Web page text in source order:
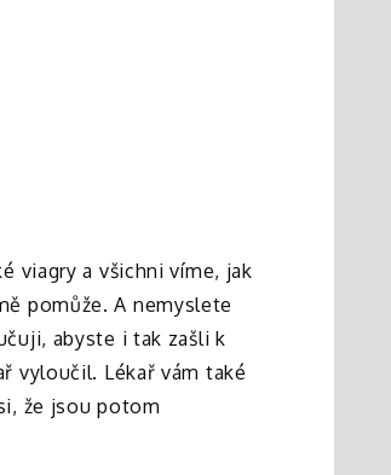
viagry a všichni víme, jak
pomůže. A nemyslete
abyste i tak zašli k
vyloučil. Lékař vám také
že jsou potom